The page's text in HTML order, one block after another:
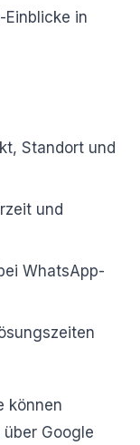
in
Standort und
und
WhatsApp-
können
Google